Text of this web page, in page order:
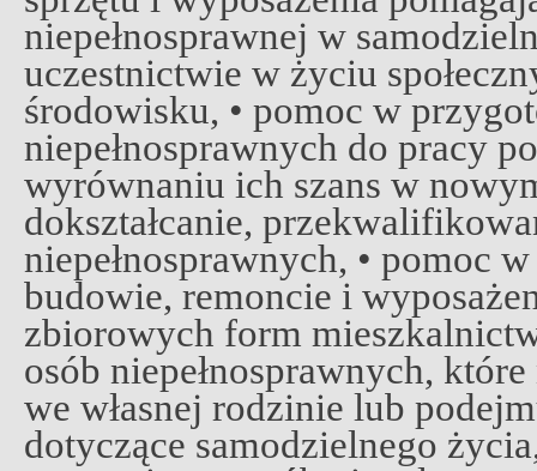
niepełnosprawnej w
uczestnictwie w życiu
środowisku, • pomoc w
niepełnosprawnych do pracy
wyrównaniu ich szans w
dokształcanie,
niepełnosprawnych, • pomoc
budowie, remoncie i
zbiorowych form
osób niepełnosprawnych,
we własnej rodzinie lub
dotyczące samodzielnego